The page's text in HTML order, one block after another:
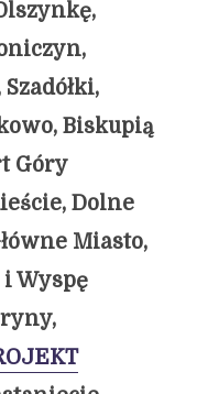
Biskupią
Góry
Dolne
Miasto,
i Wyspę